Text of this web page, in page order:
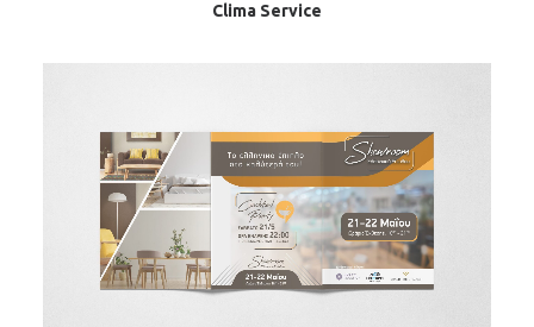
Clima Service